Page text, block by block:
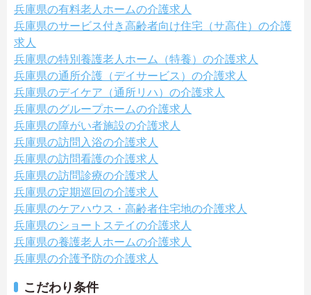
兵庫県の有料老人ホームの介護求人
兵庫県のサービス付き高齢者向け住宅（サ高住）の介護
求人
兵庫県の特別養護老人ホーム（特養）の介護求人
兵庫県の通所介護（デイサービス）の介護求人
兵庫県のデイケア（通所リハ）の介護求人
兵庫県のグループホームの介護求人
兵庫県の障がい者施設の介護求人
兵庫県の訪問入浴の介護求人
兵庫県の訪問看護の介護求人
兵庫県の訪問診療の介護求人
兵庫県の定期巡回の介護求人
兵庫県のケアハウス・高齢者住宅地の介護求人
兵庫県のショートステイの介護求人
兵庫県の養護老人ホームの介護求人
兵庫県の介護予防の介護求人
こだわり条件